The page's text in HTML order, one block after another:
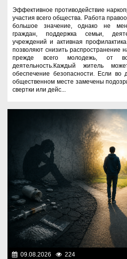
Эффективное противодействие
участия всего общества. Работа
большое значение, однако не
граждан, поддержка семьи,
учреждений и активная
позволяют снизить распространение
прежде всего молодежь, от
деятельность.Каждый житель
обеспечение безопасности. Если во
общественном месте замечены
свертки или дейс...
09.08.2026 224